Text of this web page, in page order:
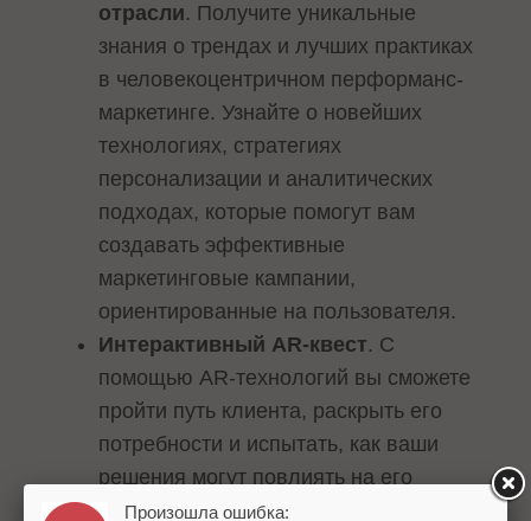
отрасли. Получите уникальные
знания о трендах и лучших практиках
в человекоцентричном перформанс-
маркетинге. Узнайте о новейших
технологиях, стратегиях
персонализации и аналитических
подходах, которые помогут вам
создавать эффективные
маркетинговые кампании,
ориентированные на пользователя.
Интерактивный AR-квест. С
помощью AR-технологий вы сможете
пройти путь клиента, раскрыть его
потребности и испытать, как ваши
решения могут повлиять на его
выбор. Самые внимательные и
Произошла ошибка: